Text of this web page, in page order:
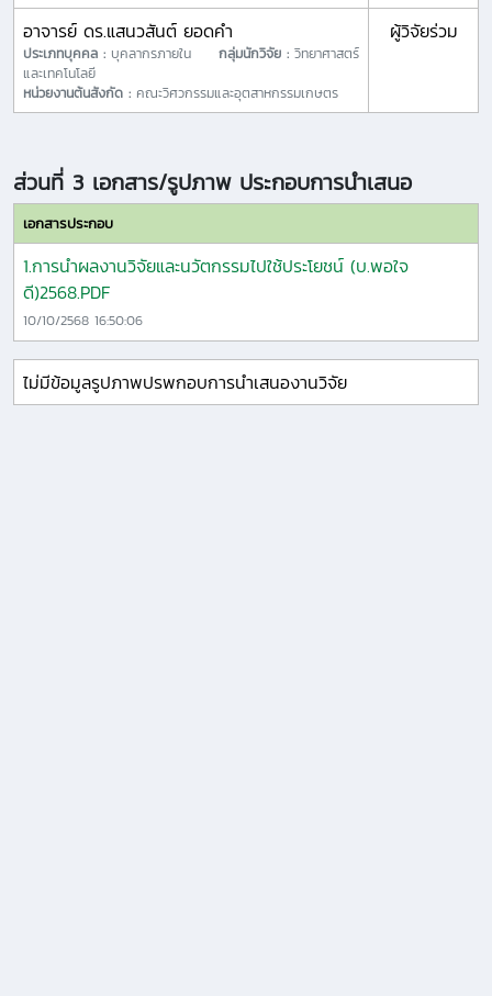
อาจารย์ ดร.แสนวสันต์ ยอดคำ
ประเภทบุคคล : บุคลากรภายใน กลุ่มนักวิจัย : วิทยาศาสตร์
และเทคโนโลยี
หน่วยงานต้นสังกัด : คณะวิศวกรรมและอุตสาหกรรมเกษตร
ผู้วิจัยร่วม
ส่วนที่ 3 เอกสาร/รูปภาพ ประกอบการนำเสนอ
เอกสารประกอบ
1.การนำผลงานวิจัยและนวัตกรรมไปใช้ประโยชน์ (บ.พอใจ
ดี)2568.PDF
10/10/2568 16:50:06
ไม่มีข้อมูลรูปภาพปรพกอบการนำเสนองานวิจัย